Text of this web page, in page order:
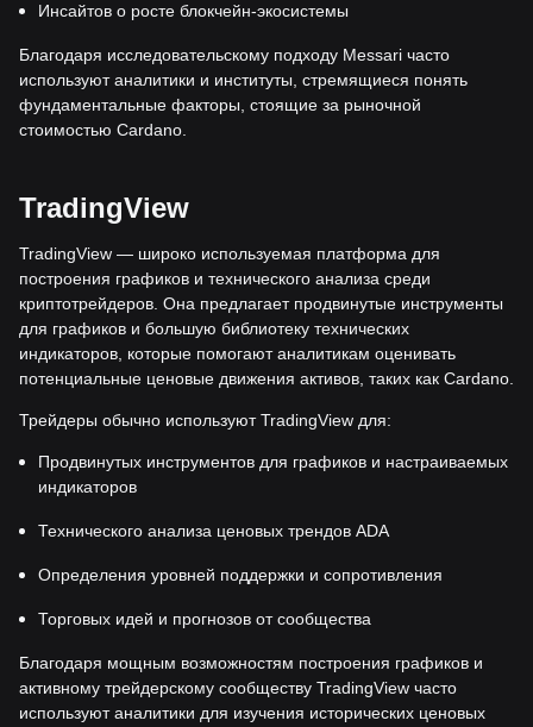
Инсайтов о росте блокчейн-экосистемы
Благодаря исследовательскому подходу Messari часто
используют аналитики и институты, стремящиеся понять
фундаментальные факторы, стоящие за рыночной
стоимостью Cardano.
TradingView
TradingView — широко используемая платформа для
построения графиков и технического анализа среди
криптотрейдеров. Она предлагает продвинутые инструменты
для графиков и большую библиотеку технических
индикаторов, которые помогают аналитикам оценивать
потенциальные ценовые движения активов, таких как Cardano.
Трейдеры обычно используют TradingView для:
Продвинутых инструментов для графиков и настраиваемых
индикаторов
Технического анализа ценовых трендов ADA
Определения уровней поддержки и сопротивления
Торговых идей и прогнозов от сообщества
Благодаря мощным возможностям построения графиков и
активному трейдерскому сообществу TradingView часто
используют аналитики для изучения исторических ценовых